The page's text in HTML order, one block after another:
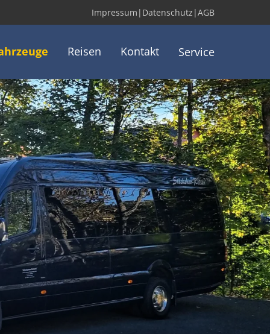
Impressum | Datenschutz |AGB
Reisen Kontakt Service